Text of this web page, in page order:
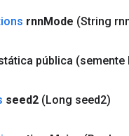
rnnMode (String
pública (semente
seed2 (Long seed2)